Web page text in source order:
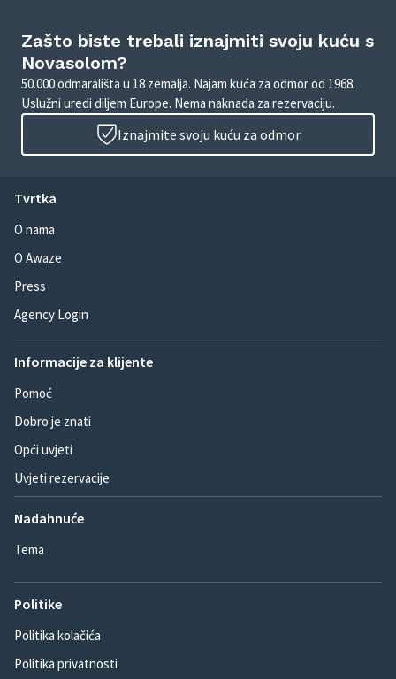
Zašto biste trebali iznajmiti svoju kuću s
Novasolom?
50.000 odmarališta u 18 zemalja. Najam kuća za odmor od 1968.
Uslužni uredi diljem Europe. Nema naknada za rezervaciju.
Iznajmite svoju kuću za odmor
Tvrtka
O nama
O Awaze
Press
Agency Login
Informacije za klijente
Pomoć
Dobro je znati
Opći uvjeti
Uvjeti rezervacije
Nadahnuće
Tema
Politike
Politika kolačića
Politika privatnosti